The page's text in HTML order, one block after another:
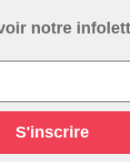
notre
S'inscrire